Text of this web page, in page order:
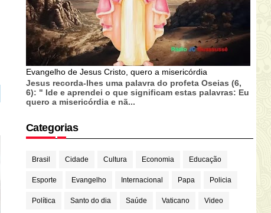
Evangelho de Jesus Cristo, quero a misericórdia
Jesus recorda-lhes uma palavra do profeta Oseias (6,
6): " Ide e aprendei o que significam estas palavras: Eu
quero a misericórdia e nã...
Categorias
Brasil Cidade Cultura Economia Educação
Esporte Evangelho Internacional Papa Policia
Política Santo do dia Saúde Vaticano Video